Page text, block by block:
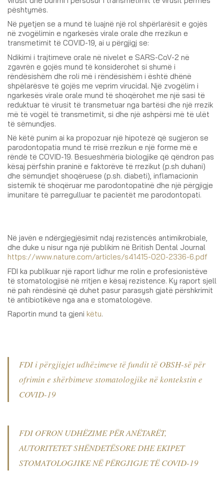
pështymës.
Në pyetjen se a mund të luajnë një rol shpërlarësit e gojës
në zvogëlimin e ngarkesës virale orale dhe rrezikun e
transmetimit të COVID-19, ai u përgjigj se:
Ndikimi i trajtimeve orale në nivelet e SARS-CoV-2 në
zgavrën e gojës mund të konsiderohet si shumë i
rëndësishëm dhe roli më i rëndësishëm i është dhënë
shpëlarësve të gojës me veprim virucidal. Një zvogëlim i
ngarkesës virale orale mund të shoqërohet me një sasi të
reduktuar të virusit të transmetuar nga bartësi dhe një rrezik
më të vogël të transmetimit, si dhe një ashpërsi më të ulët
të sëmundjes.
Në këtë punim ai ka propozuar një hipotezë që sugjeron se
parodontopatia mund të rrisë rrezikun e një forme më e
rëndë të COVID-19. Besueshmëria biologjike që qëndron pas
kësaj përfshin praninë e faktorëve të rrezikut (p.sh duhani)
dhe sëmundjet shoqëruese (p.sh. diabeti), inflamacionin
sistemik të shoqëruar me parodontopatinë dhe një përgjigje
imunitare të parregulluar te pacientët me parodontopati.
Në javën e ndërgjegjësimit ndaj rezistencës antimikrobiale,
dhe duke u nisur nga një publikim në British Dental Journal
https://www.nature.com/articles/s41415-020-2336-6.pdf
FDI ka publikuar një raport lidhur me rolin e profesionistëve
të stomatologjisë në rritjen e kësaj rezistence. Ky raport sjell
në pah rëndësinë që duhet pasur parasysh gjatë përshkrimit
të antibiotikëve nga ana e stomatologëve.
Raportin mund ta gjeni këtu.
FDI i përgjigjet udhëzimeve të fundit të OBSH-së për
ofrimin e shërbimeve stomatologjike në kontekstin e
COVID-19
FDI OFRON UDHËZIME PËR ANËTARËT,
AUTORITETET SHËNDETËSORE DHE EKIPET
STOMATOLOGJIKE NË PËRGJIGJE TË COVID-19